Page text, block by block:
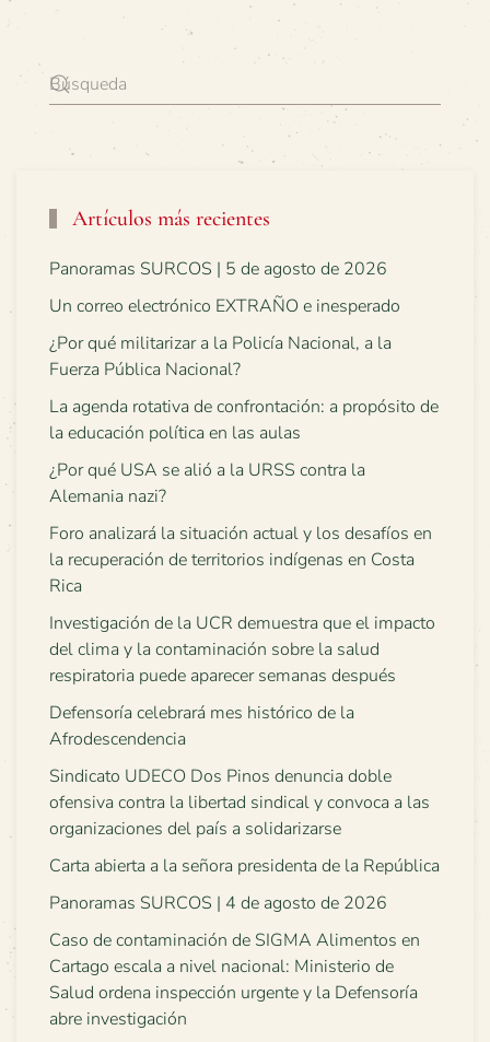
Artículos más recientes
Panoramas SURCOS | 5 de agosto de 2026
Un correo electrónico EXTRAÑO e inesperado
¿Por qué militarizar a la Policía Nacional, a la
Fuerza Pública Nacional?
La agenda rotativa de confrontación: a propósito de
la educación política en las aulas
¿Por qué USA se alió a la URSS contra la
Alemania nazi?
Foro analizará la situación actual y los desafíos en
la recuperación de territorios indígenas en Costa
Rica
Investigación de la UCR demuestra que el impacto
del clima y la contaminación sobre la salud
respiratoria puede aparecer semanas después
Defensoría celebrará mes histórico de la
Afrodescendencia
Sindicato UDECO Dos Pinos denuncia doble
ofensiva contra la libertad sindical y convoca a las
organizaciones del país a solidarizarse
Carta abierta a la señora presidenta de la República
Panoramas SURCOS | 4 de agosto de 2026
Caso de contaminación de SIGMA Alimentos en
Cartago escala a nivel nacional: Ministerio de
Salud ordena inspección urgente y la Defensoría
abre investigación